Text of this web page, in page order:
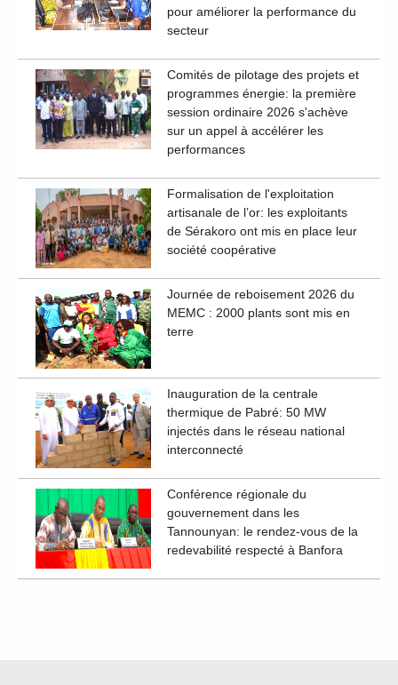
pour améliorer la performance du
secteur
Comités de pilotage des projets et
programmes énergie: la première
session ordinaire 2026 s'achève
sur un appel à accélérer les
performances
Formalisation de l'exploitation
artisanale de l’or: les exploitants
de Sérakoro ont mis en place leur
société coopérative
Journée de reboisement 2026 du
MEMC : 2000 plants sont mis en
terre
Inauguration de la centrale
thermique de Pabré: 50 MW
injectés dans le réseau national
interconnecté
Conférence régionale du
gouvernement dans les
Tannounyan: le rendez-vous de la
redevabilité respecté à Banfora